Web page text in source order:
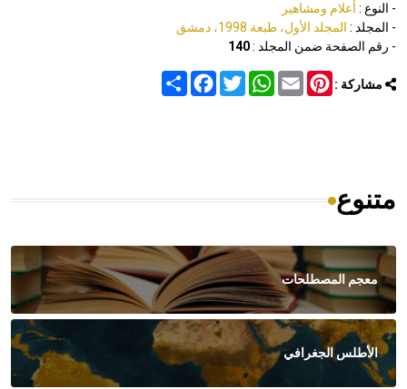
- النوع : أعلام ومشاهير
- المجلد : المجلد الأول، طبعة 1998، دمشق
- رقم الصفحة ضمن المجلد :140
مشاركة : Share
FacebookTwitter
WhatsAppEmail
Pinterest
متنوع
معجم المصطلحات
الأطلس الجغرافي